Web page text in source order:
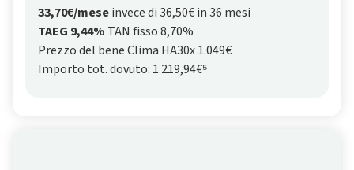
33,70€/meseinvece di36,50€in 36 mesi
TAEG 9,44% TAN fisso 8,70%
Prezzo del bene Clima HA30x 1.049€
Importo tot. dovuto: 1.219,94€⁵